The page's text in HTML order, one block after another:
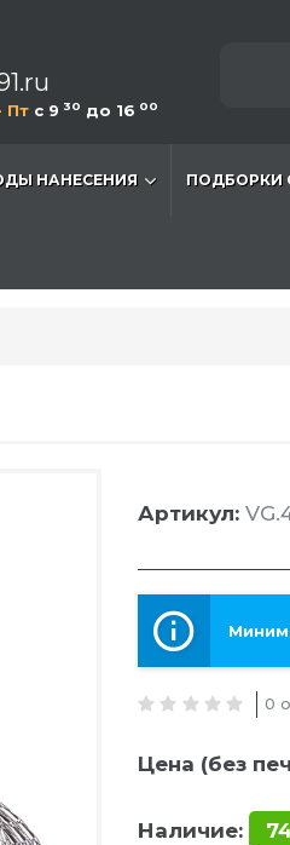
Пт c 9 30 до 16 00
НАНЕСЕНИЯ ПОДБОРКИ
Артикул:
0
Цена (без
Наличие: